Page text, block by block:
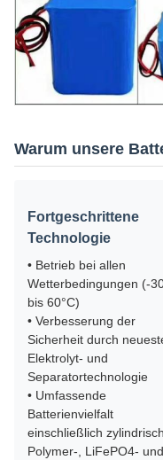
Warum unsere
Fortgeschrittene
Technologie
• Betrieb bei allen
Wetterbedingungen (-
bis 60°C)
• Verbesserung der
Sicherheit durch
Elektrolyt- und
Separatortechnologie
• Umfassende
Batterienvielfalt
einschließlich
Polymer-, LiFePO4- und